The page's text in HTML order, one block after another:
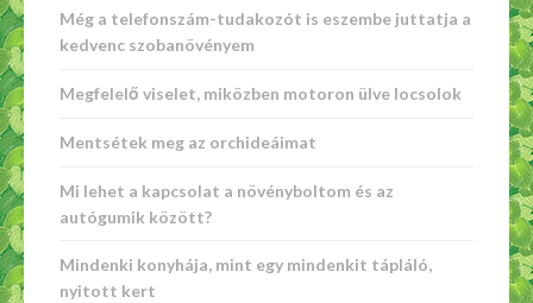
Még a telefonszám-tudakozót is eszembe juttatja a
kedvenc szobanövényem
Megfelelő viselet, miközben motoron ülve locsolok
Mentsétek meg az orchideáimat
Mi lehet a kapcsolat a növényboltom és az
autógumik között?
Mindenki konyhája, mint egy mindenkit tápláló,
nyitott kert